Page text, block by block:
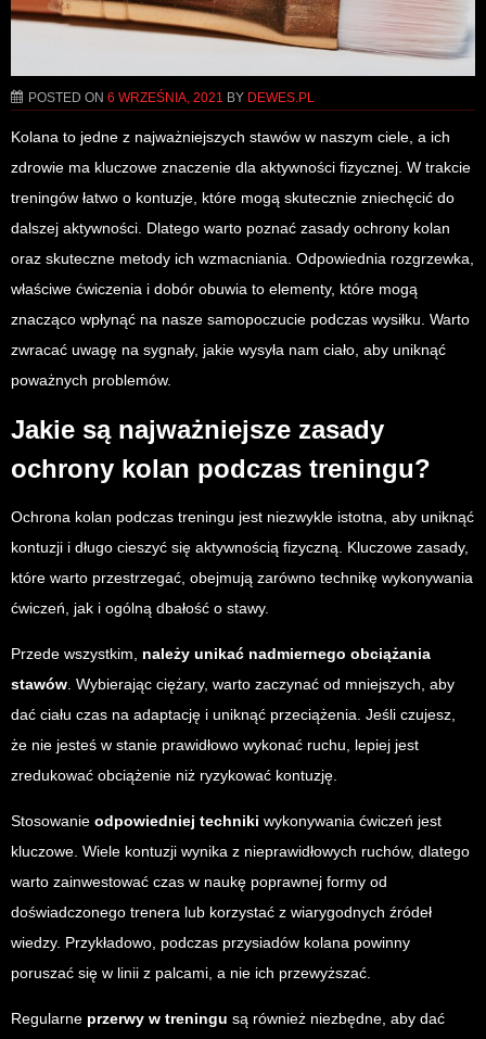
POSTED ON 6 WRZEŚNIA, 2021 BY DEWES.PL
Kolana to jedne z najważniejszych stawów w naszym ciele, a ich
zdrowie ma kluczowe znaczenie dla aktywności fizycznej. W trakcie
treningów łatwo o kontuzje, które mogą skutecznie zniechęcić do
dalszej aktywności. Dlatego warto poznać zasady ochrony kolan
oraz skuteczne metody ich wzmacniania. Odpowiednia rozgrzewka,
właściwe ćwiczenia i dobór obuwia to elementy, które mogą
znacząco wpłynąć na nasze samopoczucie podczas wysiłku. Warto
zwracać uwagę na sygnały, jakie wysyła nam ciało, aby uniknąć
poważnych problemów.
Jakie są najważniejsze zasady
ochrony kolan podczas treningu?
Ochrona kolan podczas treningu jest niezwykle istotna, aby uniknąć
kontuzji i długo cieszyć się aktywnością fizyczną. Kluczowe zasady,
które warto przestrzegać, obejmują zarówno technikę wykonywania
ćwiczeń, jak i ogólną dbałość o stawy.
Przede wszystkim, należy unikać nadmiernego obciążania
stawów. Wybierając ciężary, warto zaczynać od mniejszych, aby
dać ciału czas na adaptację i uniknąć przeciążenia. Jeśli czujesz,
że nie jesteś w stanie prawidłowo wykonać ruchu, lepiej jest
zredukować obciążenie niż ryzykować kontuzję.
Stosowanie odpowiedniej techniki wykonywania ćwiczeń jest
kluczowe. Wiele kontuzji wynika z nieprawidłowych ruchów, dlatego
warto zainwestować czas w naukę poprawnej formy od
doświadczonego trenera lub korzystać z wiarygodnych źródeł
wiedzy. Przykładowo, podczas przysiadów kolana powinny
poruszać się w linii z palcami, a nie ich przewyższać.
Regularne przerwy w treningu są również niezbędne, aby dać